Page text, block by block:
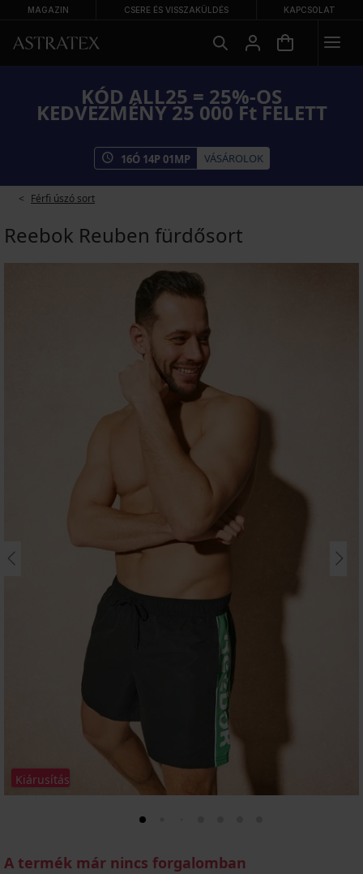
MAGAZIN CSERE ÉS VISSZAKÜLDÉS KAPCSOLAT
KÓD ALL25 = 25%-OS
KEDVEZMÉNY 25 000 Ft FELETT
16Ó 14P01MP VÁSÁROLOK
Férfi úszó sort
Reebok Reuben fürdősort
Kiárusítás
A termék már nincs forgalomban